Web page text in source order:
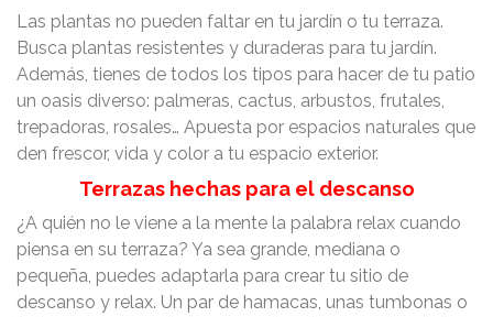
Las plantas no pueden faltar en tu jardín o tu terraza.
Busca plantas resistentes y duraderas para tu jardín.
Además, tienes de todos los tipos para hacer de tu patio
un oasis diverso: palmeras, cactus, arbustos, frutales,
trepadoras, rosales… Apuesta por espacios naturales que
den frescor, vida y color a tu espacio exterior.
Terrazas hechas para el descanso
¿A quién no le viene a la mente la palabra relax cuando
piensa en su terraza? Ya sea grande, mediana o
pequeña, puedes adaptarla para crear tu sitio de
descanso y relax. Un par de hamacas, unas tumbonas o